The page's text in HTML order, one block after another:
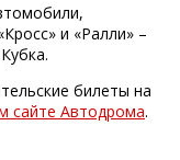
и «Ралли» –
билеты на
сайте Автодрома.